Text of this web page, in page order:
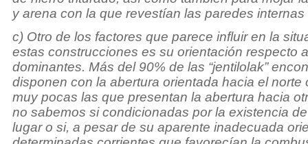
y arena con la que revestían las paredes
c) Otro de los factores que parece influir en la
estas construcciones es su orientación respecto
dominantes. Más del 90% de las “jentilolak”
disponen con la abertura orientada hacia el norte
muy pocas las que presentan la abertura hacia
no sabemos si condicionadas por la existencia
lugar o si, a pesar de su aparente inadecuada